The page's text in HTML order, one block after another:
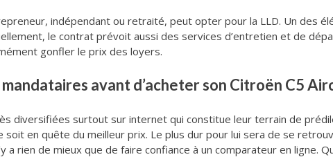
indépendant ou retraité, peut opter pour la LLD. Un des
le contrat prévoit aussi des services d’entretien et de
gonfler le prix des loyers.
avant d’acheter son Citroën C5
diversifiées surtout sur internet qui constitue leur terrain de
soit en quête du meilleur prix. Le plus dur pour lui sera de se
a rien de mieux que de faire confiance à un comparateur en ligne.